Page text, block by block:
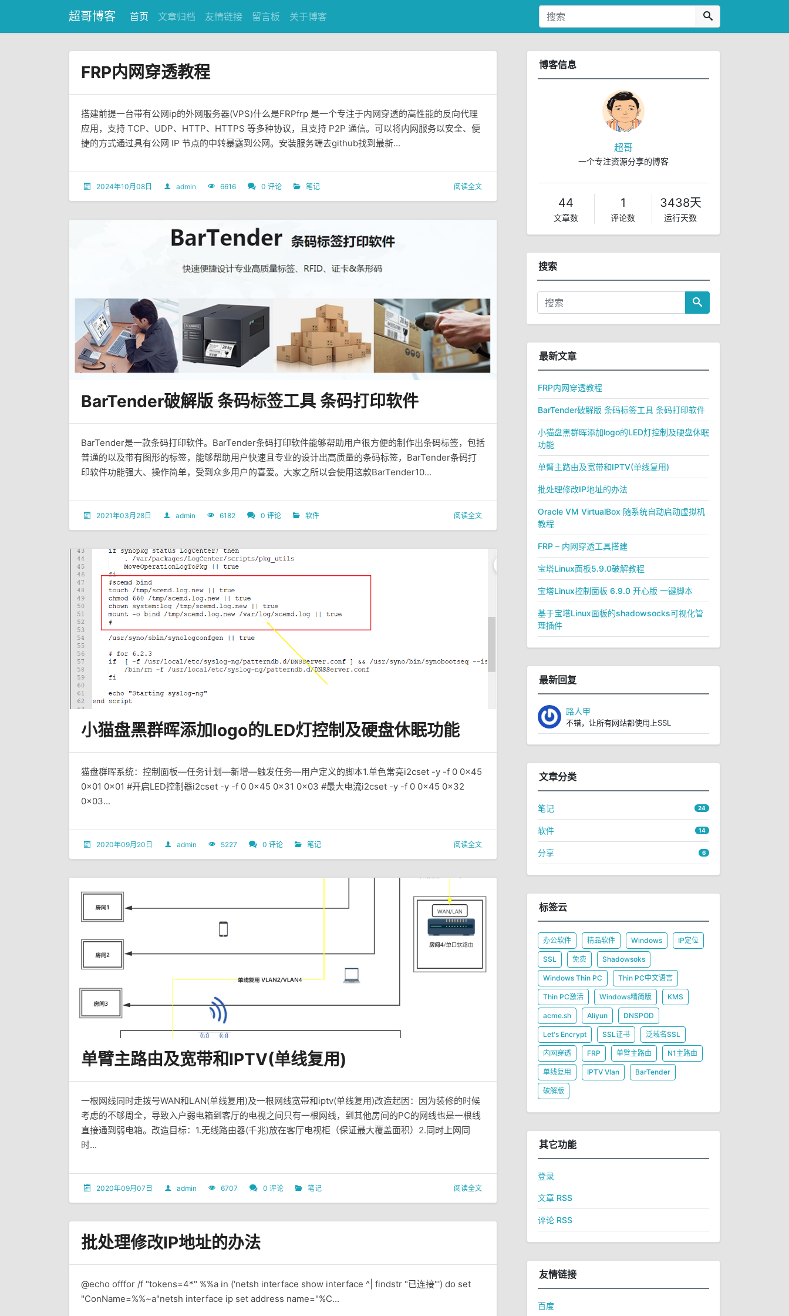
超哥博客 首页 文章归档 友情链接 留言板 关于博客
FRP内网穿透教程
搭建前提一台带有公网ip的外网服务器(VPS)什么是FRPfrp 是一个专注于内网穿透的高性能的反向代理
应用，支持 TCP、UDP、HTTP、HTTPS 等多种协议，且支持 P2P 通信。可以将内网服务以安全、便
捷的方式通过具有公网 IP 节点的中转暴露到公网。安装服务端去github找到最新...
2024年10月08日 admin 6616 0 评论 笔记 阅读全文
BarTender破解版 条码标签工具 条码打印软件
BarTender是一款条码打印软件。BarTender条码打印软件能够帮助用户很方便的制作出条码标签，包括
普通的以及带有图形的标签，能够帮助用户快速且专业的设计出高质量的条码标签，BarTender条码打
印软件功能强大、操作简单，受到众多用户的喜爱。大家之所以会使用这款BarTender10...
2021年03月28日 admin 6182 0 评论 软件 阅读全文
小猫盘黑群晖添加logo的LED灯控制及硬盘休眠功能
猫盘群晖系统：控制面板—任务计划—新增—触发任务—用户定义的脚本1.单色常亮i2cset -y -f 0 0x45
0x01 0x01 #开启LED控制器i2cset -y -f 0 0x45 0x31 0x03 #最大电流i2cset -y -f 0 0x45 0x32
0x03...
2020年09月20日 admin 5227 0 评论 笔记 阅读全文
单臂主路由及宽带和IPTV(单线复用)
一根网线同时走拨号WAN和LAN(单线复用)及一根网线宽带和iptv(单线复用)改造起因：因为装修的时候
考虑的不够周全，导致入户弱电箱到客厅的电视之间只有一根网线，到其他房间的PC的网线也是一根线
直接通到弱电箱。改造目标：1.无线路由器(千兆)放在客厅电视柜（保证最大覆盖面积）2.同时上网同
时...
2020年09月07日 admin 6707 0 评论 笔记 阅读全文
批处理修改IP地址的办法
@echo offfor /f "tokens=4*" %%a in ('netsh interface show interface ^| findstr "已连接"') do set
"ConName=%%~a"netsh interface ip set address name="%C...
博客信息
超哥
一个专注资源分享的博客
44
文章数
1
评论数
3438天
运行天数
搜索
最新文章
FRP内网穿透教程
BarTender破解版 条码标签工具 条码打印软件
小猫盘黑群晖添加logo的LED灯控制及硬盘休眠
功能
单臂主路由及宽带和IPTV(单线复用)
批处理修改IP地址的办法
Oracle VM VirtualBox 随系统自动启动虚拟机
教程
FRP – 内网穿透工具搭建
宝塔Linux面板5.9.0破解教程
宝塔Linux控制面板 6.9.0 开心版 一键脚本
基于宝塔Linux面板的shadowsocks可视化管
理插件
最新回复
路人甲
不错，让所有网站都使用上SSL
文章分类
笔记 24
软件 14
分享 6
标签云
办公软件 精品软件 Windows IP定位
SSL 免费 Shadowsoks
Windows Thin PC Thin PC中文语言
Thin PC激活 Windows精简版 KMS
acme.sh Aliyun DNSPOD
Let's Encrypt SSL证书 泛域名SSL
内网穿透 FRP 单臂主路由 N1主路由
单线复用 IPTV Vlan BarTender
破解版
其它功能
登录
文章 RSS
评论 RSS
友情链接
百度